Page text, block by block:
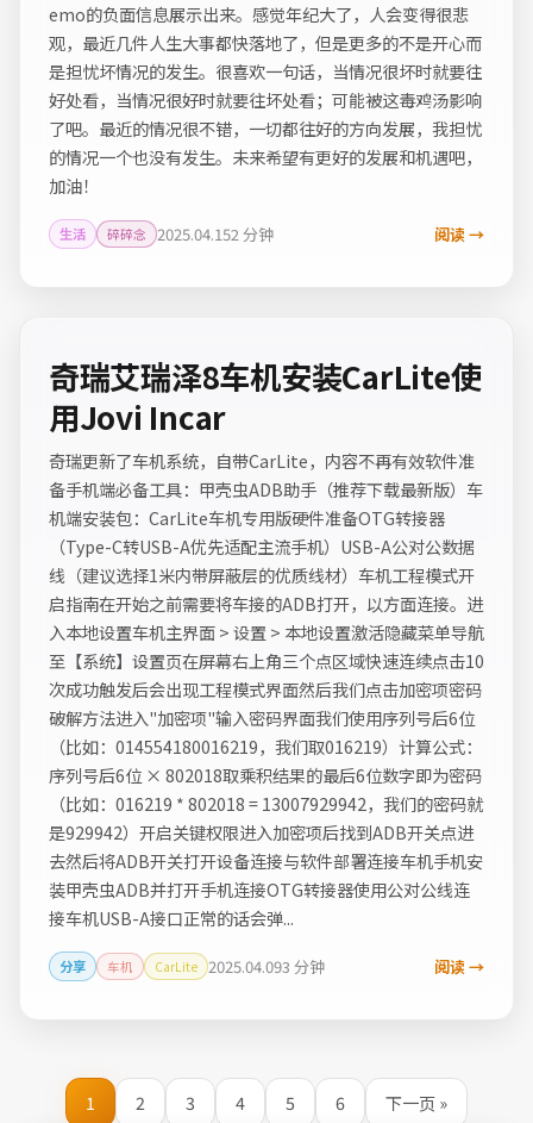
emo的负面信息展示出来。感觉年纪大了，人会变得很悲
观，最近几件人生大事都快落地了，但是更多的不是开心而
是担忧坏情况的发生。很喜欢一句话，当情况很坏时就要往
好处看，当情况很好时就要往坏处看；可能被这毒鸡汤影响
了吧。最近的情况很不错，一切都往好的方向发展，我担忧
的情况一个也没有发生。未来希望有更好的发展和机遇吧，
加油！
生活 碎碎念 2025.04.152 分钟 阅读 →
奇瑞艾瑞泽8车机安装CarLite使
用Jovi Incar
奇瑞更新了车机系统，自带CarLite，内容不再有效软件准
备手机端必备工具：甲壳虫ADB助手（推荐下载最新版）车
机端安装包：CarLite车机专用版硬件准备OTG转接器
（Type-C转USB-A优先适配主流手机）USB-A公对公数据
线（建议选择1米内带屏蔽层的优质线材）车机工程模式开
启指南在开始之前需要将车接的ADB打开，以方面连接。进
入本地设置车机主界面 > 设置 > 本地设置激活隐藏菜单导航
至【系统】设置页在屏幕右上角三个点区域快速连续点击10
次成功触发后会出现工程模式界面然后我们点击加密项密码
破解方法进入"加密项"输入密码界面我们使用序列号后6位
（比如：014554180016219，我们取016219）计算公式：
序列号后6位 × 802018取乘积结果的最后6位数字即为密码
（比如：016219 * 802018 = 13007929942，我们的密码就
是929942）开启关键权限进入加密项后找到ADB开关点进
去然后将ADB开关打开设备连接与软件部署连接车机手机安
装甲壳虫ADB并打开手机连接OTG转接器使用公对公线连
接车机USB-A接口正常的话会弹...
分享 车机 CarLite 2025.04.093 分钟 阅读 →
1 2 3 4 5 6 下一页 »